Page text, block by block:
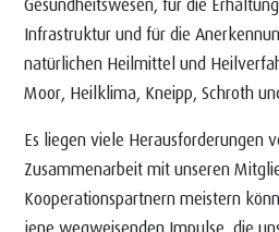
Infrastruktur und für die
natürlichen Heilmittel und
Moor, Heilklima, Kneipp, Schroth
Es liegen viele Herausforderungen
Zusammenarbeit mit unseren
Kooperationspartnern meistern
jene wegweisenden Impulse, die